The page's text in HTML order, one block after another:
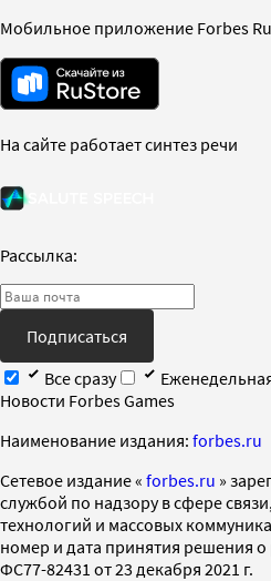
Мобильное приложение Forbes
На сайте работает синтез речи
Рассылка:
Подписаться
Все сразу
Новости Forbes Games
Наименование издания: forbes.ru
Cетевое издание « forbes.ru »
службой по надзору в сфере
технологий и массовых
номер и дата принятия решения
ФС77-82431 от 23 декабря 2021 г.